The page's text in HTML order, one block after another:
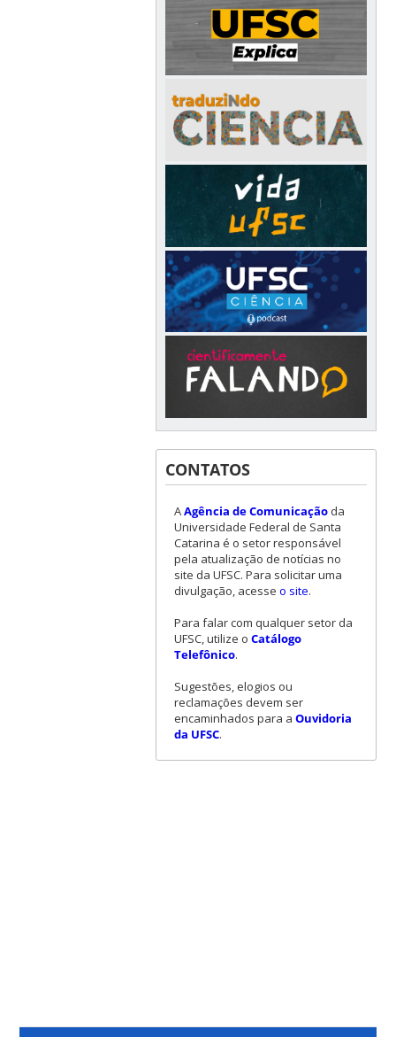
CONTATOS
AAgência de Comunicaçãoda
Universidade Federal de Santa
Catarina é o setor responsável
pela atualização de notícias no
site da UFSC. Para solicitar uma
divulgação, acesse o site.
Para falar com qualquer setor da
UFSC, utilize o Catálogo
Telefônico.
Sugestões, elogios ou
reclamações devem ser
encaminhados para a Ouvidoria
da UFSC.